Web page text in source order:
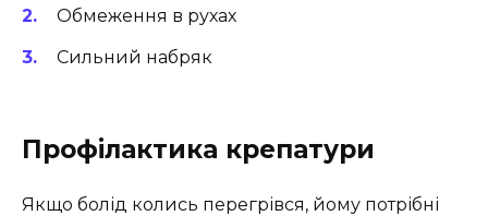
Обмеження в рухах
Сильний набряк
Профілактика крепатури
Якщо болід колись перегрівся, йому потрібні